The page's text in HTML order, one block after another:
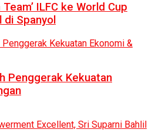
ILFC ke World Cup
Spanyol
Penggerak Kekuatan